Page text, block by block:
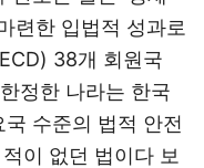
련한 입법적 성과로
38개 회원국
정한 나라는 한국
수준의 법적 안전
이 없던 법이다 보